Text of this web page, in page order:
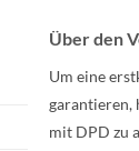
Über den
Um eine
garantieren,
mit DPD zu